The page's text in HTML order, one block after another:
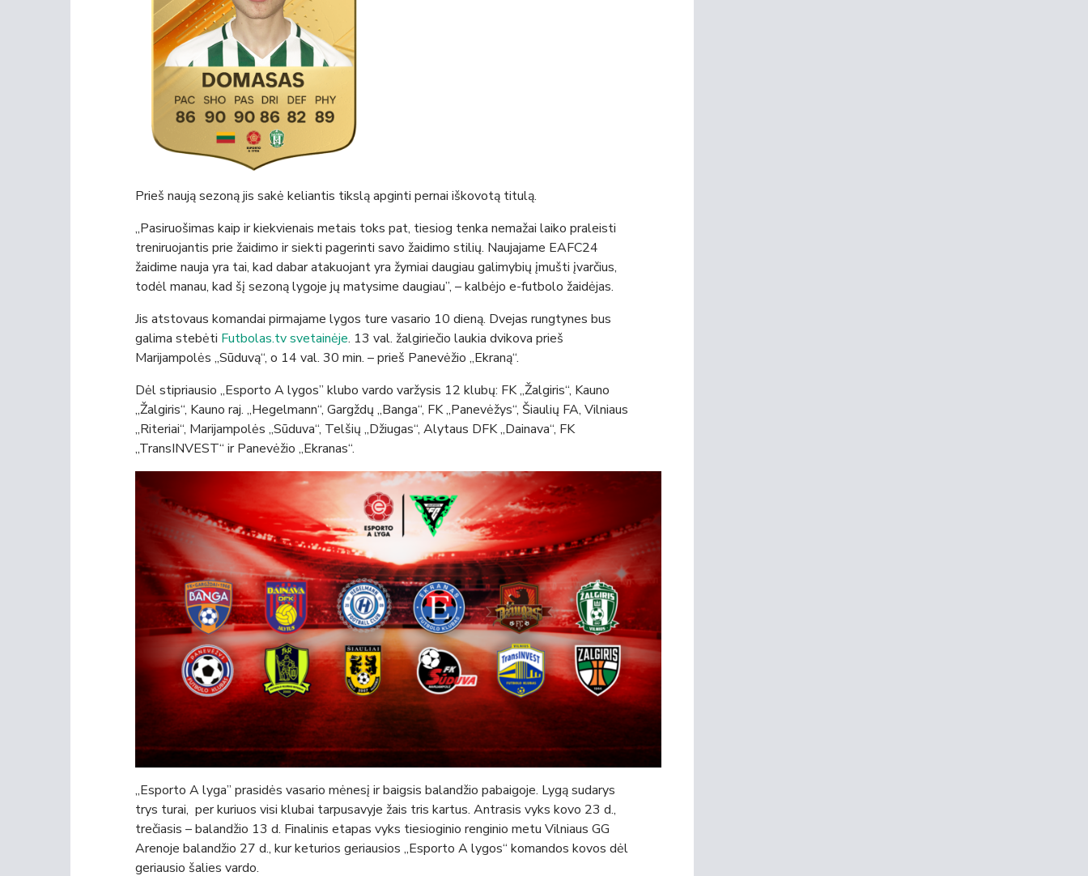
Prieš naują sezoną jis sakė keliantis tikslą apginti pernai iškovotą titulą.
„Pasiruošimas kaip ir kiekvienais metais toks pat, tiesiog tenka nemažai laiko praleisti
treniruojantis prie žaidimo ir siekti pagerinti savo žaidimo stilių. Naujajame EAFC24
žaidime nauja yra tai, kad dabar atakuojant yra žymiai daugiau galimybių įmušti įvarčius,
todėl manau, kad šį sezoną lygoje jų matysime daugiau”, – kalbėjo e-futbolo žaidėjas.
Jis atstovaus komandai pirmajame lygos ture vasario 10 dieną. Dvejas rungtynes bus
galima stebėti Futbolas.tv svetainėje. 13 val. žalgiriečio laukia dvikova prieš
Marijampolės „Sūduvą“, o 14 val. 30 min. – prieš Panevėžio „Ekraną“.
Dėl stipriausio „Esporto A lygos” klubo vardo varžysis 12 klubų: FK „Žalgiris“, Kauno
„Žalgiris“, Kauno raj. „Hegelmann“, Gargždų „Banga“, FK „Panevėžys“, Šiaulių FA, Vilniaus
„Riteriai“, Marijampolės „Sūduva“, Telšių „Džiugas“, Alytaus DFK „Dainava“, FK
„TransINVEST“ ir Panevėžio „Ekranas“.
„Esporto A lyga” prasidės vasario mėnesį ir baigsis balandžio pabaigoje. Lygą sudarys
trys turai, per kuriuos visi klubai tarpusavyje žais tris kartus. Antrasis vyks kovo 23 d.,
trečiasis – balandžio 13 d. Finalinis etapas vyks tiesioginio renginio metu Vilniaus GG
Arenoje balandžio 27 d., kur keturios geriausios „Esporto A lygos“ komandos kovos dėl
geriausio šalies vardo.